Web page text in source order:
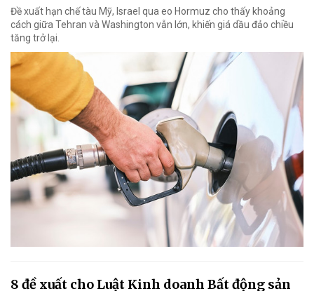
Đề xuất hạn chế tàu Mỹ, Israel qua eo Hormuz cho thấy khoảng
cách giữa Tehran và Washington vẫn lớn, khiến giá dầu đảo chiều
tăng trở lại.
8 đề xuất cho Luật Kinh doanh Bất động sản